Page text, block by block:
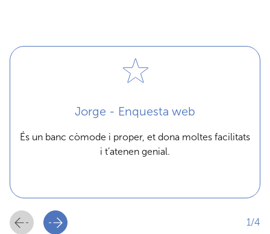
Jorge - Enquesta web
És un banc còmode i proper, et dona moltes facilitats
i t’atenen genial.
1/4